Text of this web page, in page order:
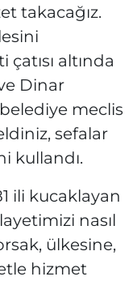
takacağız.
altında
Dinar
meclis
sefalar
kullandı.
ili kucaklayan
nasıl
ülkesine,
hizmet